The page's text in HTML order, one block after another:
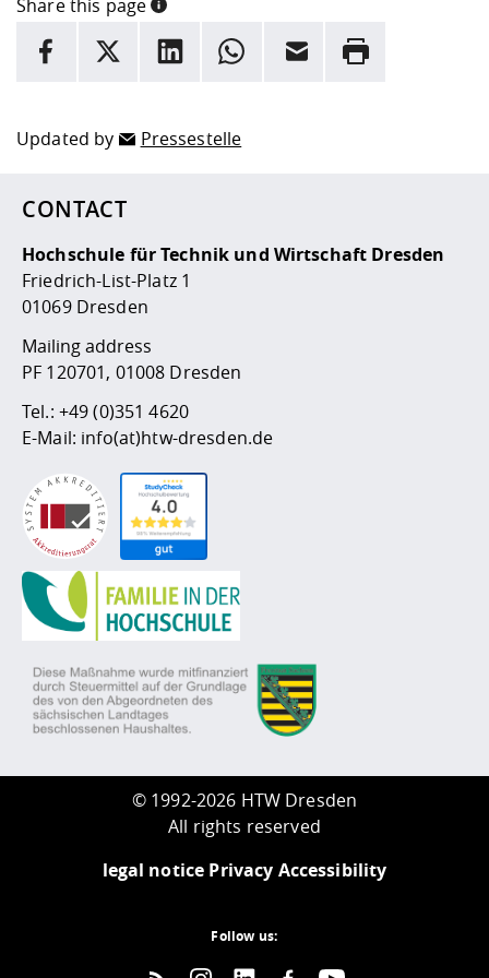
Share this page
INFORMATION
facebook
X LinkedInwhatsappEmail Rrint
Updated by Pressestelle
CONTACT
Hochschule für Technik und Wirtschaft Dresden
Friedrich-List-Platz 1
01069 Dresden
Mailing address
PF 120701, 01008 Dresden
Tel.: +49 (0)351 4620
E-Mail: info(at)htw-dresden.de
© 1992-2026 HTW Dresden
All rights reserved
legal notice Privacy Accessibility
Follow us: